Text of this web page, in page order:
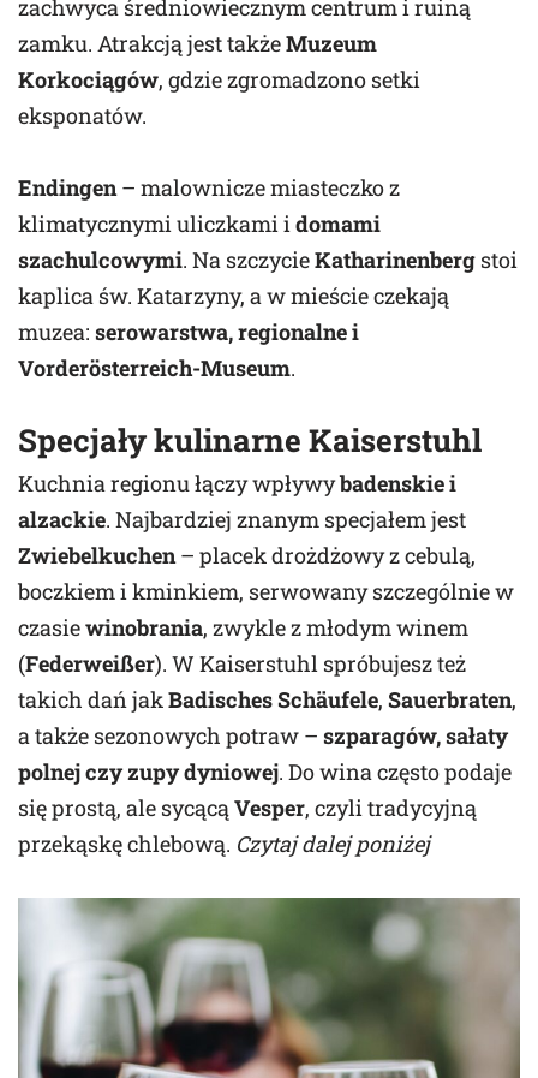
zachwyca średniowiecznym centrum i ruiną
zamku. Atrakcją jest takżeMuzeum
Korkociągów, gdzie zgromadzono setki
eksponatów.
Endingen– malownicze miasteczko z
klimatycznymi uliczkami idomami
szachulcowymi. Na szczycieKatharinenberg stoi
kaplica św. Katarzyny, a w mieście czekają
muzea: serowarstwa, regionalne i
Vorderösterreich-Museum.
Specjały kulinarne Kaiserstuhl
Kuchnia regionu łączy wpływybadenskie i
alzackie. Najbardziej znanym specjałem jest
Zwiebelkuchen– placek drożdżowy z cebulą,
boczkiem i kminkiem, serwowany szczególnie w
czasiewinobrania, zwykle z młodym winem
(Federweißer). W Kaiserstuhl spróbujesz też
takich dań jakBadisches Schäufele, Sauerbraten,
a także sezonowych potraw – szparagów, sałaty
polnej czy zupy dyniowej. Do wina często podaje
się prostą, ale sycącąVesper, czyli tradycyjną
przekąskę chlebową. Czytaj dalej poniżej